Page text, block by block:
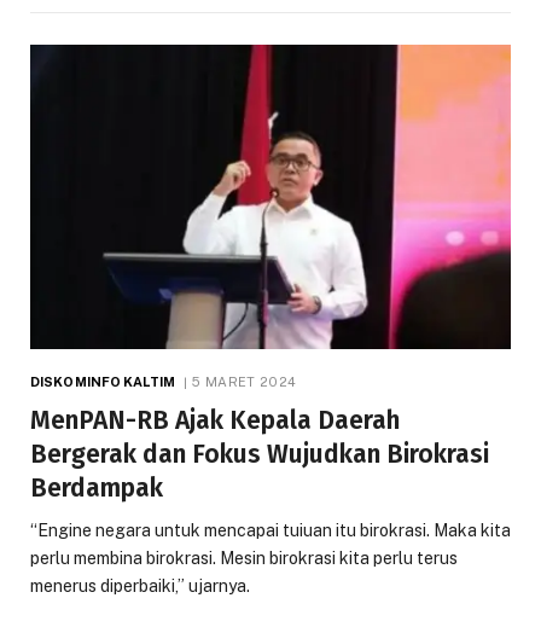
DISKOMINFO KALTIM 5 MARET 2024
MenPAN-RB Ajak Kepala Daerah
Bergerak dan Fokus Wujudkan Birokrasi
Berdampak
“Engine negara untuk mencapai tuiuan itu birokrasi. Maka kita
perlu membina birokrasi. Mesin birokrasi kita perlu terus
menerus diperbaiki,” ujarnya.